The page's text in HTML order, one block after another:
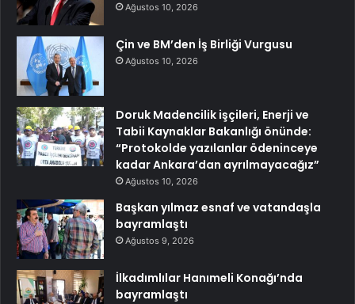
Ağustos 10, 2026
Çin ve BM’den İş Birliği Vurgusu
Ağustos 10, 2026
Doruk Madencilik işçileri, Enerji ve
Tabii Kaynaklar Bakanlığı önünde:
“Protokolde yazılanlar ödeninceye
kadar Ankara’dan ayrılmayacağız”
Ağustos 10, 2026
Başkan yılmaz esnaf ve vatandaşla
bayramlaştı
Ağustos 9, 2026
İlkadımlılar Hanımeli Konağı’nda
bayramlaştı